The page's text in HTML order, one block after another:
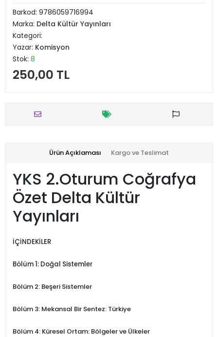
Barkod: 9786059716994
Marka: Delta Kültür Yayınları
Kategori:
Yazar: Komisyon
Stok: 8
250,00 TL
Ürün Açıklaması Kargo ve Teslimat
YKS 2.Oturum Coğrafya
Özet Delta Kültür
Yayınları
İÇİNDEKİLER
Bölüm 1: Doğal Sistemler
Bölüm 2: Beşeri Sistemler
Bölüm 3: Mekansal Bir Sentez: Türkiye
Bölüm 4: Küresel Ortam: Bölgeler ve Ülkeler